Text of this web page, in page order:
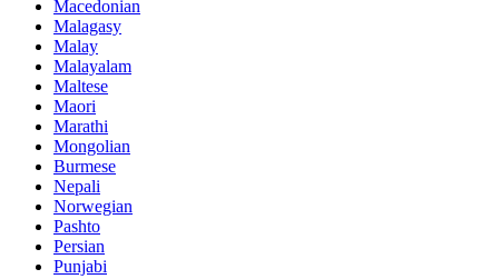
Macedonian
Malagasy
Malay
Malayalam
Maltese
Maori
Marathi
Mongolian
Burmese
Nepali
Norwegian
Pashto
Persian
Punjabi